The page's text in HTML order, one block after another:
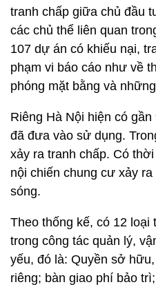
tranh chấp giữa chủ đầu
các chủ thể liên quan
107 dự án có khiếu nại,
phạm vi báo cáo như về
phóng mặt bằng và
Riêng Hà Nội hiện có
đã đưa vào sử dụng.
xảy ra tranh chấp. Có
nội chiến chung cư xảy
sóng.
Theo thống kế, có 12 loại
trong công tác quản lý,
yếu, đó là: Quyền sở
riêng; bàn giao phí bảo